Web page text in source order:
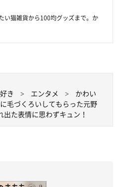
し、了承の上制作したものです。
現在と異なる場合があります。
い猫雑貨から100均グッズまで。か
き エンタメ
かわい
毛づくろいしてもらった元野
た表情に思わずキュン！